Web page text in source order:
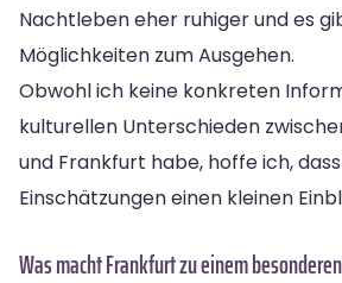
Nachtleben eher ruhiger und es
Möglichkeiten zum Ausgehen.
Obwohl ich keine konkreten
kulturellen Unterschieden
und Frankfurt habe, hoffe ich,
Einschätzungen einen kleinen
Was macht Frankfurt zu einem